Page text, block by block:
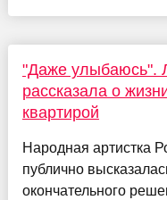
"Даже улыбаюсь".
рассказала о
квартирой
Народная артистка
публично
окончательного